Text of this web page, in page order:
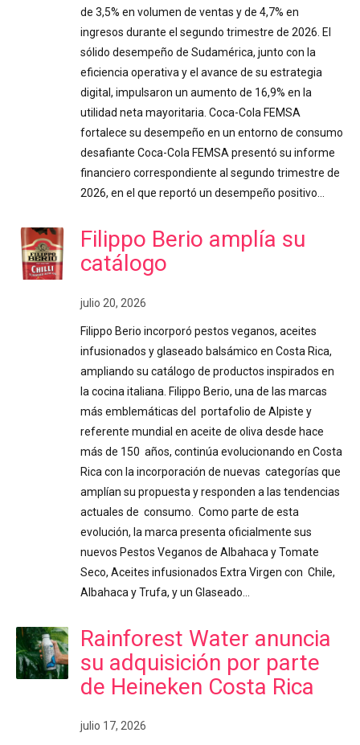
de 3,5% en volumen de ventas y de 4,7% en
ingresos durante el segundo trimestre de 2026. El
sólido desempeño de Sudamérica, junto con la
eficiencia operativa y el avance de su estrategia
digital, impulsaron un aumento de 16,9% en la
utilidad neta mayoritaria. Coca-Cola FEMSA
fortalece su desempeño en un entorno de consumo
desafiante Coca-Cola FEMSA presentó su informe
financiero correspondiente al segundo trimestre de
2026, en el que reportó un desempeño positivo…
Filippo Berio amplía su
catálogo
julio 20, 2026
Filippo Berio incorporó pestos veganos, aceites
infusionados y glaseado balsámico en Costa Rica,
ampliando su catálogo de productos inspirados en
la cocina italiana. Filippo Berio, una de las marcas
más emblemáticas del portafolio de Alpiste y
referente mundial en aceite de oliva desde hace
más de 150 años, continúa evolucionando en Costa
Rica con la incorporación de nuevas categorías que
amplían su propuesta y responden a las tendencias
actuales de consumo. Como parte de esta
evolución, la marca presenta oficialmente sus
nuevos Pestos Veganos de Albahaca y Tomate
Seco, Aceites infusionados Extra Virgen con Chile,
Albahaca y Trufa, y un Glaseado…
Rainforest Water anuncia
su adquisición por parte
de Heineken Costa Rica
julio 17, 2026